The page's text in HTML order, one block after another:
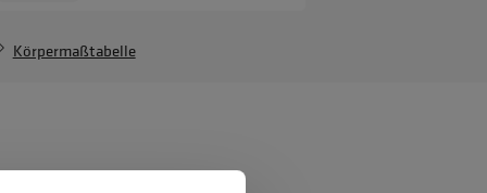
Körpermaßtabelle